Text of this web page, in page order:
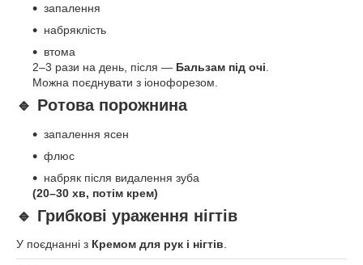
запалення
набряклість
втома
2–3 рази на день, після — Бальзам під очі
Можна поєднувати з іонофорезом.
🔹 Ротова порожнина
запалення ясен
флюс
набряк після видалення зуба
(20–30 хв, потім крем)
🔹 Грибкові ураження нігтів
У поєднанні з Кремом для рук і нігтів.